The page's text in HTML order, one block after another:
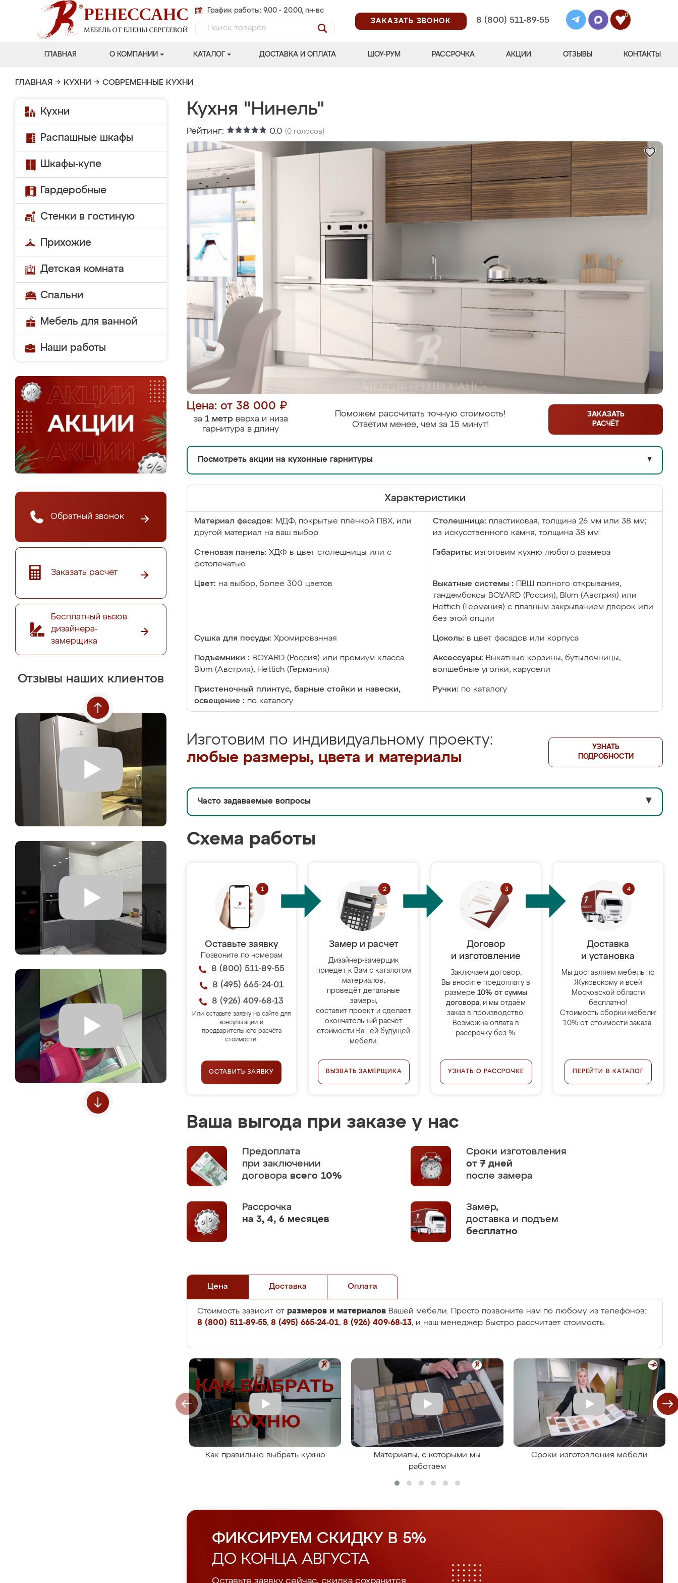
График работы: 9.00 - 20.00, пн-вс
ЗАКАЗАТЬ ЗВОНОК
8 (800) 511-89-55
0
ГЛАВНАЯ О КОМПАНИИ КАТАЛОГ ДОСТАВКА И ОПЛАТА ШОУ-РУМ РАССРОЧКА АКЦИИ ОТЗЫВЫ КОНТАКТЫ
ГЛАВНАЯ → КУХНИ → СОВРЕМЕННЫЕ КУХНИ
Кухни
Распашные шкафы
Шкафы-купе
Гардеробные
Стенки в гостиную
Прихожие
Детская комната
Спальни
Мебель для ванной
Наши работы
Обратный звонок
Заказать расчёт
Бесплатный вызов
дизайнера-
замерщика
Отзывы наших клиентов
Кухня "Нинель"
Рейтинг: 0.0 (0 голосов)
Цена: от 38 000 ₽
за 1 метрверха и низа
гарнитура в длину
Поможем рассчитать точную стоимость!
Ответим менее, чем за 15 минут!
ЗАКАЗАТЬ
РАСЧЁТ
Посмотреть акции на кухонные гарнитуры ▼
Характеристики
Материал фасадов: МДФ, покрытые плёнкой ПВХ, или
другой материал на ваш выбор
Столешница: пластиковая, толщина 26 мм или 38 мм;
из искусственного камня, толщина 38 мм
Стеновая панель: ХДФ в цвет столешницы или с
фотопечатью
Габариты: изготовим кухню любого размера
Цвет: на выбор, более 300 цветов Выкатные системы :
ПВШ полного открывания,
тандембоксы BOYARD (Россия), Blum (Австрия) или
Hettich (Германия) с плавным закрыванием дверок или
без этой опции
Сушка для посуды: Хромированная Цоколь: в цвет фасадов или корпуса
Подъемники : BOYARD (Россия) или премиум класса
Blum (Австрия), Hettich (Германия)
Аксессуары: Выкатные корзины, бутылочницы,
волшебные уголки, карусели
Пристеночный плинтус, барные стойки и навески,
освещение : по каталогу
Ручки: по каталогу
Изготовим по индивидуальному проекту:
любые размеры, цвета и материалы
УЗНАТЬ
ПОДРОБНОСТИ
Часто задаваемые вопросы ▼
Схема работы
Оставьте заявку
Позвоните по номерам
8 (800) 511-89-55
8 (495) 665-24-01
8 (926) 409-68-13
Или оставьте заявку на сайте для
консультации и
предварительного расчёта
стоимости.
ОСТАВИТЬ ЗАЯВКУ
Замер и расчет
Дизайнер-замерщик
приедет к Вам с каталогом
материалов,
проведёт детальные
замеры,
составит проект и сделает
окончательный расчёт
стоимости Вашей будущей
мебели.
ВЫЗВАТЬ ЗАМЕРЩИКА
Договор
и изготовление
Заключаем договор,
Вы вносите предоплату в
размере 10% от суммы
договора, и мы отдаём
заказ в производство.
Возможна оплата в
рассрочку без %.
УЗНАТЬ О РАССРОЧКЕ
Доставка
и установка
Мы доставляем мебель по
Жуковскому и всей
Московской области
бесплатно!
Стоимость сборки мебели:
10% от стоимости заказа.
ПЕРЕЙТИ В КАТАЛОГ
Ваша выгода при заказе у нас
Предоплата
при заключении
договора всего 10%
Сроки изготовления
от 7 дней
после замера
Рассрочка
на 3, 4, 6 месяцев
Замер,
доставка и подъем
бесплатно
Цена Доставка Оплата
Стоимость зависит от размеров и материалов Вашей мебели. Просто позвоните нам по любому из телефонов:
8 (800) 511-89-55, 8 (495) 665-24-01, 8 (926) 409-68-13, и наш менеджер быстро рассчитает стоимость.
Как правильно выбрать кухню
Материалы, с которыми мы
работаем
Сроки изготовления мебели
ФИКСИРУЕМ СКИДКУ В 5%
ДО КОНЦА АВГУСТА
Оставьте заявку сейчас, скидка сохранится.